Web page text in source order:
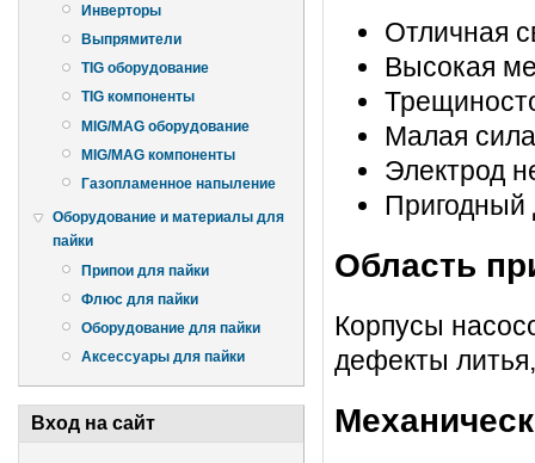
Инверторы
Выпрямители
TIG оборудование
TIG компоненты
MIG/MAG оборудование
MIG/MAG компоненты
Газопламенное напыление
Оборудование и материалы для
пайки
Припои для пайки
Флюс для пайки
Оборудование для пайки
Аксессуары для пайки
Вход на сайт
Отличная
Высокая
Малая
Электрод
Пригодный
Область
Корпусы
дефекты